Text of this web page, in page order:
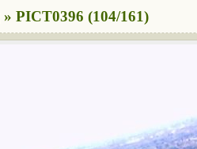
» PICT0396 (104/161)